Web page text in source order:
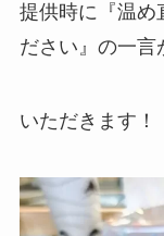
提供時に『温め
ださい』の一言
いただきます！